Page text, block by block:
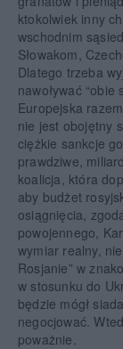
ktokolwiek inny
wschodnim
Słowakom,
Dlatego trzeba
nawoływać
Europejska
nie jest obojętny
ciężkie sankcje
prawdziwe,
koalicja, która
aby budżet
osiągnięcia,
powojennego,
wymiar realny,
Rosjanie” w
w stosunku do
będzie mógł
negocjować.
poważnie.